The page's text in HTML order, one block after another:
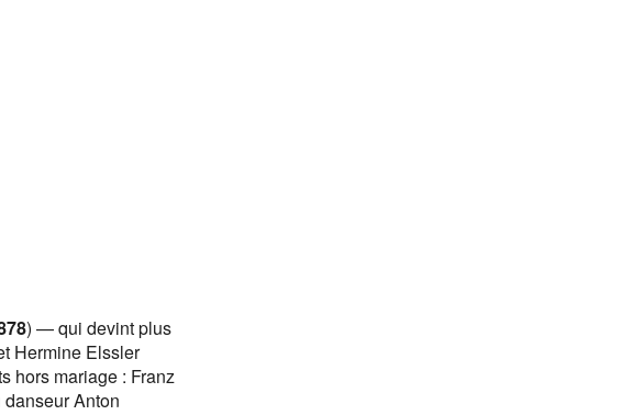
) — qui devint plus
Hermine Elssler
hors mariage : Franz
Anton